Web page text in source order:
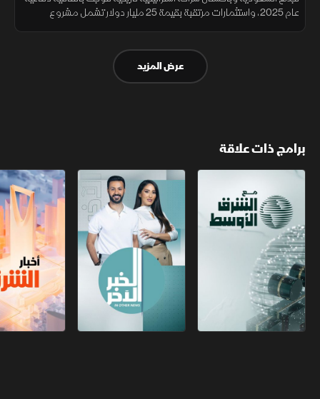
عام 2025، واستثمارات مرتقبة بقيمة 25 مليار دولار تشمل مشروع
عرض المزيد
برامج ذات علاقة
مع الشرق الأوسط الخبر الآخر أخبار الشرق